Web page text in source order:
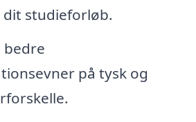
studieforløb.
bedre
på tysk og